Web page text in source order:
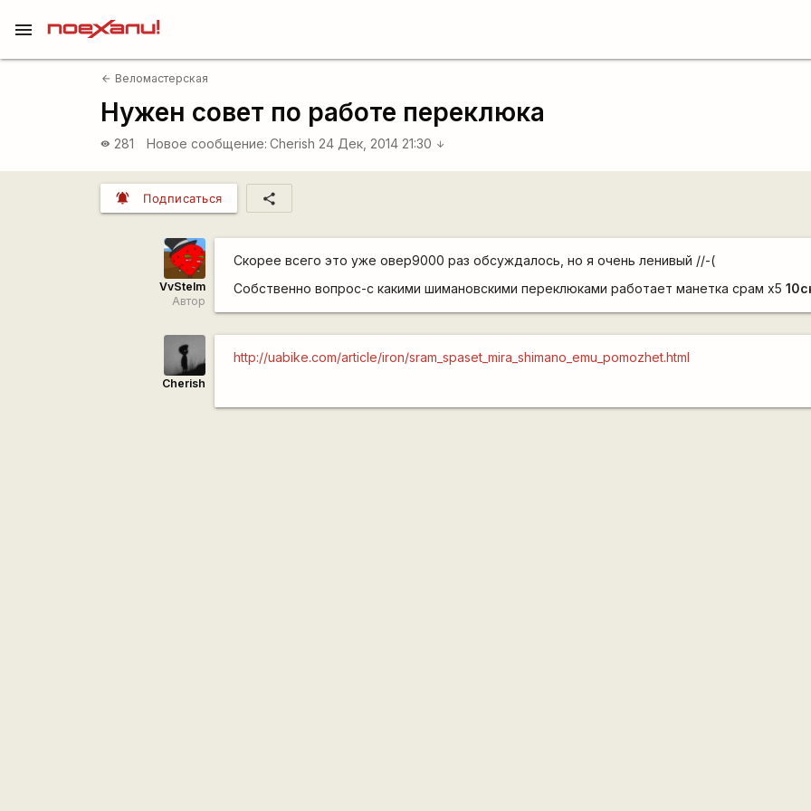
menu
arrow_back Веломастерская
Нужен совет по работе переклюка
visibility 281 Новое сообщение: Cherish 24 Дек, 2014 21:30 arrow_downward
notifications_active Подписаться share
VvStelm
Автор
Скорее всего это уже овер9000 раз обсуждалось, но я очень ленивый //-(
Собственно вопрос-с какими шимановскими переклюками работает манетка срам х5
Cherish
http://uabike.com/article/iron/sram_spaset_mira_shimano_emu_pomozhet.html